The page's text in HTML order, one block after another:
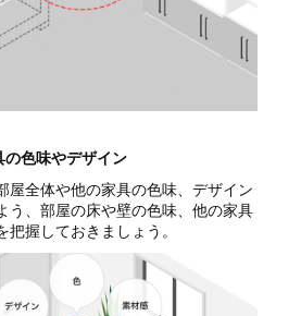
の色味やデザイン
屋全体や他の家具の色味、デザイン
う、部屋の床や壁の色味、他の家具
握しておきましょう。